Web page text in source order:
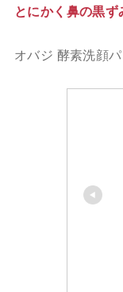
とにかく鼻の黒
オバジ 酵素洗顔